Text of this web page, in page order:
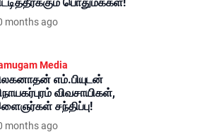
months ago
Media
எம்.பியுடன்
விவசாயிகள்,
சந்திப்பு!
months ago